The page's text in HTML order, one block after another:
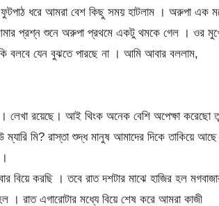
ধরে আমরা বেশ কিছু সময় হাটলাম । অরুপা এক
আমার প্রশ্ন শুনে অরুপা প্রথমে একটু থমকে গেল । ওর
বলবে যেন বুঝতে পারছে না । আমি আবার বললাম,
রয়েছে। আই থিংক অনেক বেশি অপেক্ষা করেছো
মি? রাস্তা শুদ্ধ মানুষ আমাদের দিকে তাকিয়ে
করছি । তবে রাত দশটার মাঝে হাজির হল
রাত এগারোটার মধ্যে বিয়ে শেষ করে আমরা কাজী